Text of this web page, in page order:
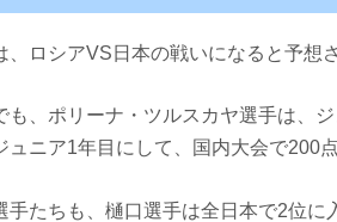
、ロシアVS日本の戦いになると予想
も、ポリーナ・ツルスカヤ選手は、
ュニア1年目にして、国内大会で200
手たちも、樋口選手は全日本で2位